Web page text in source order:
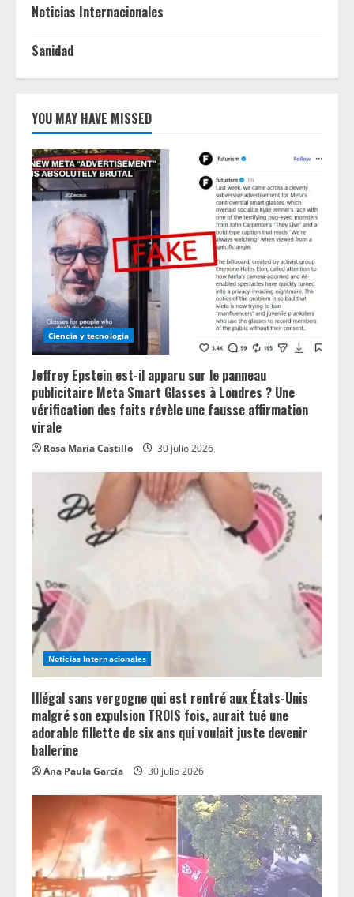
Noticias Internacionales
Sanidad
YOU MAY HAVE MISSED
Ciencia y tecnologia
Jeffrey Epstein est-il apparu sur le panneau
publicitaire Meta Smart Glasses à Londres ? Une
vérification des faits révèle une fausse affirmation
virale
Rosa María Castillo 30 julio 2026
Noticias Internacionales
Illégal sans vergogne qui est rentré aux États-Unis
malgré son expulsion TROIS fois, aurait tué une
adorable fillette de six ans qui voulait juste devenir
ballerine
Ana Paula García 30 julio 2026